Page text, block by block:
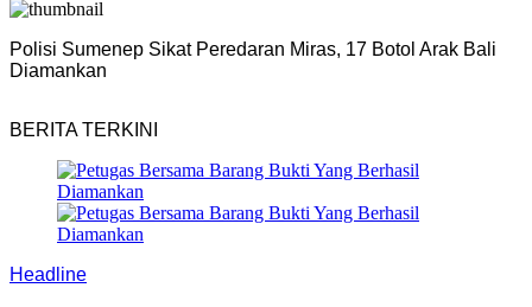
Polisi Sumenep Sikat Peredaran Miras, 17 Botol Arak Bali
Diamankan
BERITA TERKINI
Headline